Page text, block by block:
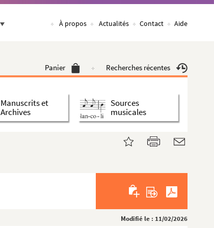
À propos Actualités Contact Aide
Panier Recherches récentes
Manuscrits et
Archives
Sources
musicales
Modifié le : 11/02/2026